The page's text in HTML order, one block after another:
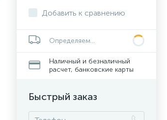
Добавить к сравнению
Определяем...
Наличный и безналичный
расчет, банковские карты
Быстрый заказ